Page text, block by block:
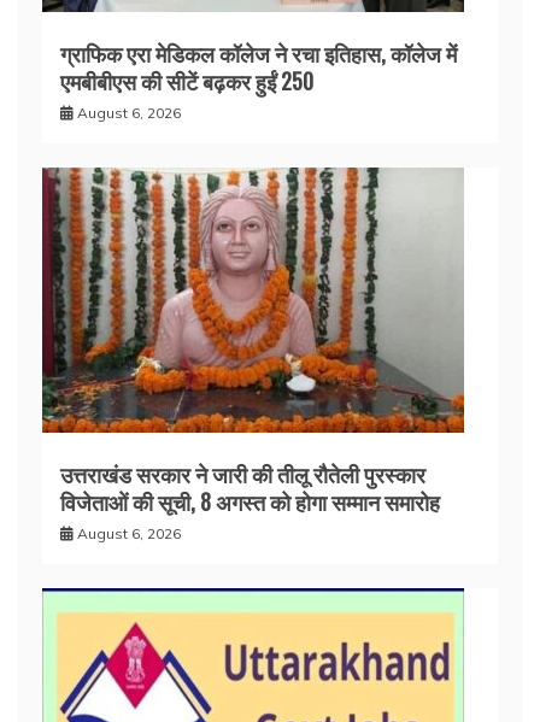
ग्राफिक एरा मेडिकल कॉलेज ने रचा इतिहास, कॉलेज में
एमबीबीएस की सीटें बढ़कर हुईं 250
August 6, 2026
उत्तराखंड सरकार ने जारी की तीलू रौतेली पुरस्कार
विजेताओं की सूची, 8 अगस्त को होगा सम्मान समारोह
August 6, 2026